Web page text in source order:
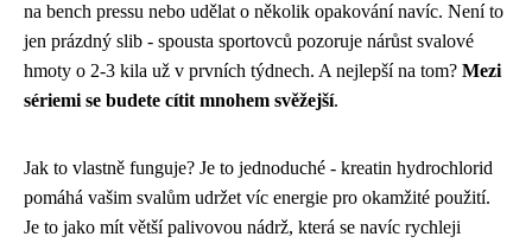
na bench pressu nebo udělat o několik opakování navíc. Není to
jen prázdný slib - spousta sportovců pozoruje nárůst svalové
hmoty o 2-3 kila už v prvních týdnech. A nejlepší na tom? Mezi
sériemi se budete cítit mnohem svěžejší.
Jak to vlastně funguje? Je to jednoduché - kreatin hydrochlorid
pomáhá vašim svalům udržet víc energie pro okamžité použití.
Je to jako mít větší palivovou nádrž, která se navíc rychleji